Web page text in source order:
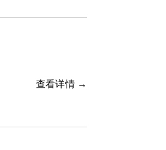
查看详情 →